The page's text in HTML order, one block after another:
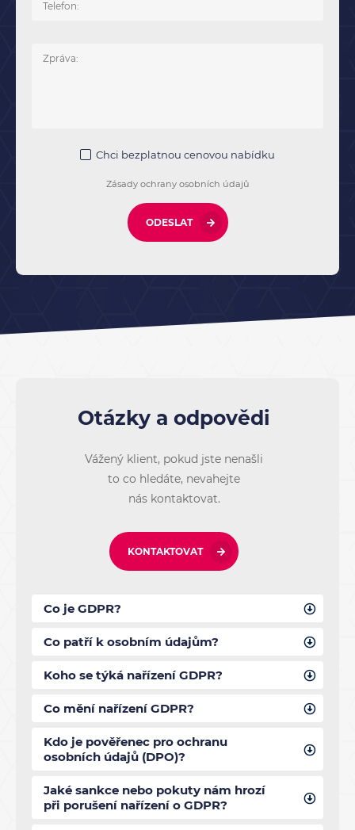
Chci bezplatnou cenovou nabídku
Zásady ochrany osobních údajů
ODESLAT
Otázky a odpovědi
Vážený klient, pokud jste nenašli
to co hledáte, nevahejte
nás kontaktovat.
KONTAKTOVAT
Co je GDPR?
Co patří k osobním údajům?
Koho se týká nařízení GDPR?
Co mění nařízení GDPR?
Kdo je pověřenec pro ochranu
osobních údajů (DPO)?
Jaké sankce nebo pokuty nám hrozí
při porušení nařízení o GDPR?